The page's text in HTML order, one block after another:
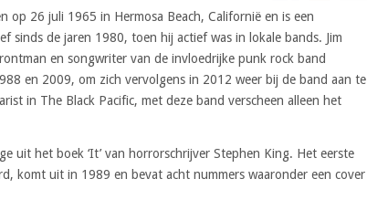
op 26 juli 1965 in Hermosa Beach, Californië en is een
sinds de jaren 1980, toen hij actief was in lokale bands. Jim
en songwriter van de invloedrijke punk rock band
en 2009, om zich vervolgens in 2012 weer bij de band aan te
in The Black Pacific, met deze band verscheen alleen het
uit het boek ‘It’ van horrorschrijver Stephen King. Het eerste
komt uit in 1989 en bevat acht nummers waaronder een cover